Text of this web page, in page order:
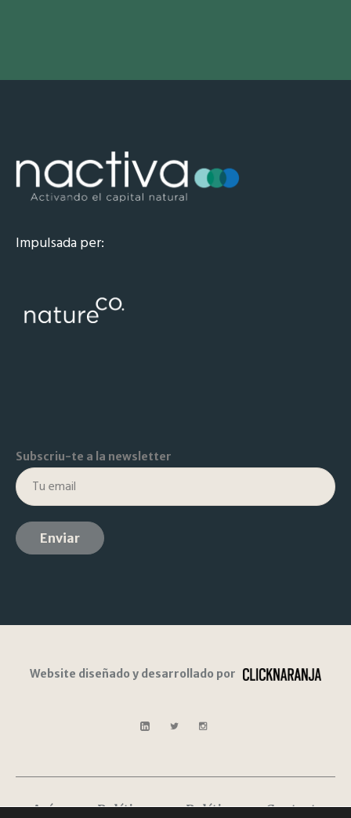
Impulsada per:
Subscriu-te a la newsletter
Website diseñado y desarrollado por
Avís Política Política Contacte